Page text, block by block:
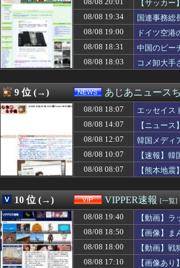
08/08 19:38
【動画】移民受け入れ派
08/08 19:38
言うほどスーパーカブっ
08/08 19:38
海外「目立つだろ！」日
08/08 19:35
【悲報】ギャル「キング
08/08 19:35
【画像】tuki.、お乳の始
08/08 19:35
彼は私が何かしても、一
08/08 19:35
【祝報】声優・衣川里佳
08/08 19:34
国連事務総長「お金があ
08/08 19:34
ホリエモン「面接で、納
08/08 19:33
【ｼｺ画像】クッソエ口い
なぜ評価が高いのか理解
【画像】バレー女子「や
08/08 19:32
【BORUTO】うちはサス
08/08 19:32
【高校野球】1回戦 大分
08/08 19:32
イチローがマリナーズ主
08/08 19:31
健康診断で医者から本気
08/08 19:30
【悲報】ジャンポケ斉藤
08/08 19:30
LモンキーターンRED「
08/08 19:30
【画像】サイバーコネク
08/08 19:30
鈴木福「運転免許を取得
08/08 19:30
【悲報】ロシアさん、つ
08/08 19:30
『炎の闘球女 ドッジ弾子
08/08 19:30
【ななし】ねるちゃん、
【サッカ
08/08 19:34
国連事務総
08/08 19:00
ドイツ空
08/08 18:31
中国のビー
08/08 18:03
コメ卸大手
9 位 (→) あじあニュース
08/08 18:07
エッセイス
08/08 14:07
【ニュー
08/08 12:07
韓国メディ
08/08 10:07
【速報】
08/08 08:07
【熊本地
10 位 (→) VIPPER速報 [一覧]
08/08 19:40
【動画】
08/08 18:50
【画像】
08/08 18:00
【動画】
08/08 17:10
【画像あ